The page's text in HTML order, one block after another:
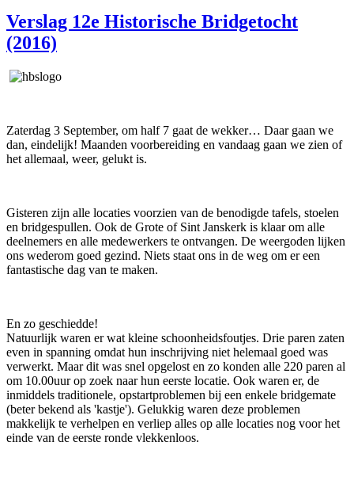
Verslag 12e Historische Bridgetocht
(2016)
Zaterdag 3 September, om half 7 gaat de wekker… Daar gaan we
dan, eindelijk! Maanden voorbereiding en vandaag gaan we zien of
het allemaal, weer, gelukt is.
Gisteren zijn alle locaties voorzien van de benodigde tafels, stoelen
en bridgespullen. Ook de Grote of Sint Janskerk is klaar om alle
deelnemers en alle medewerkers te ontvangen. De weergoden lijken
ons wederom goed gezind. Niets staat ons in de weg om er een
fantastische dag van te maken.
En zo geschiedde!
Natuurlijk waren er wat kleine schoonheidsfoutjes. Drie paren zaten
even in spanning omdat hun inschrijving niet helemaal goed was
verwerkt. Maar dit was snel opgelost en zo konden alle 220 paren al
om 10.00uur op zoek naar hun eerste locatie. Ook waren er, de
inmiddels traditionele, opstartproblemen bij een enkele bridgemate
(beter bekend als 'kastje'). Gelukkig waren deze problemen
makkelijk te verhelpen en verliep alles op alle locaties nog voor het
einde van de eerste ronde vlekkenloos.